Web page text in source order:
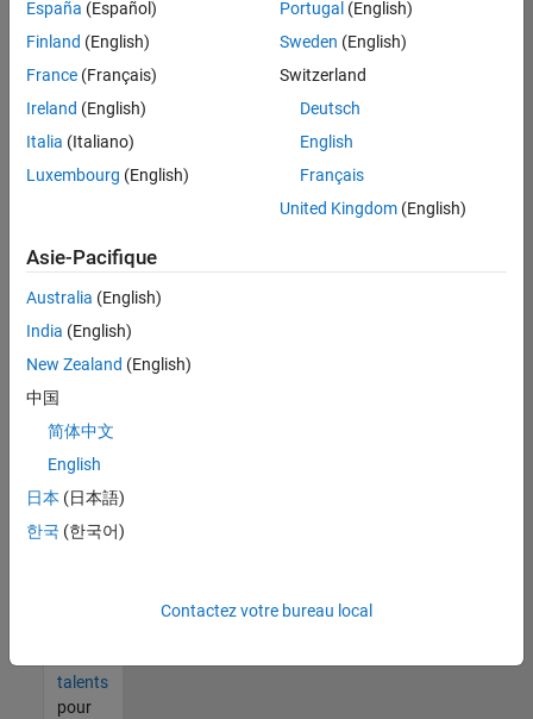
Vous
pouvez
élargir
votre
recherche
ou
afficher
l’ensemble
d'emploi.
malgré
tout
vous
trouvez
pas
d'offre
corresponde
à vos
talents
pour
España (Español)
Finland (English)
France (Français)
Ireland (English)
Italia (Italiano)
Luxembourg (English)
Portugal (English)
Sweden (English)
Switzerland
Deutsch
English
Français
United Kingdom(English)
Asie-Pacifique
Australia (English)
India (English)
New Zealand (English)
中国
简体中文
English
日本 (日本語)
한국 (한국어)
Contactez votre bureau local